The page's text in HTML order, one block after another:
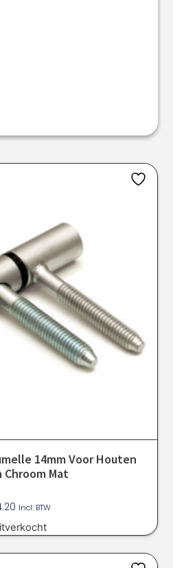
14mm Voor Houten
Chroom Mat
Incl. BTW